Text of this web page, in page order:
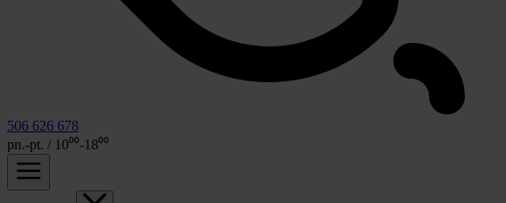
506 626 678
pn.-pt. / 10⁰⁰-18⁰⁰